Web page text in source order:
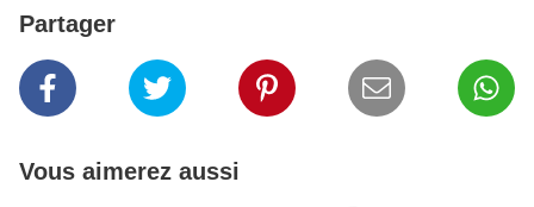
Partager
Vous aimerez aussi